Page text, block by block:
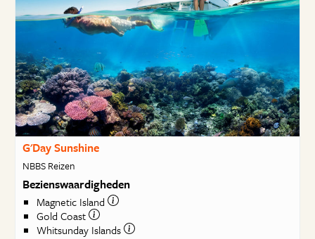
G'Day Sunshine
NBBS Reizen
Bezienswaardigheden
Magnetic Island
Gold Coast
Whitsunday Islands